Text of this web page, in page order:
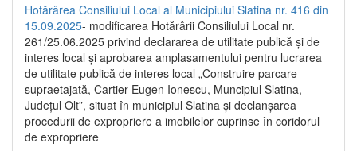
Hotărârea Consiliului Local al Municipiului Slatina nr. 416 din
15.09.2025- modificarea Hotărârii Consiliului Local nr.
261/25.06.2025 privind declararea de utilitate publică și de
interes local și aprobarea amplasamentului pentru lucrarea
de utilitate publică de interes local „Construire parcare
supraetajată, Cartier Eugen Ionescu, Muncipiul Slatina,
Județul Olt”, situat în municipiul Slatina și declanșarea
procedurii de expropriere a imobilelor cuprinse în coridorul
de expropriere